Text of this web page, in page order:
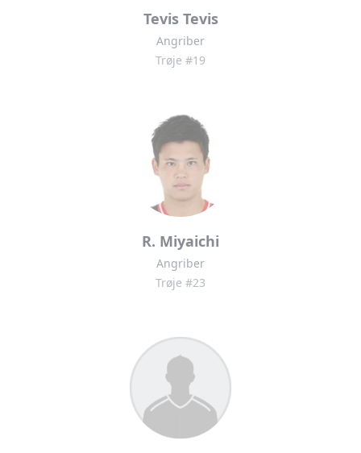
Tevis Tevis
Angriber
Trøje #19
R. Miyaichi
Angriber
Trøje #23